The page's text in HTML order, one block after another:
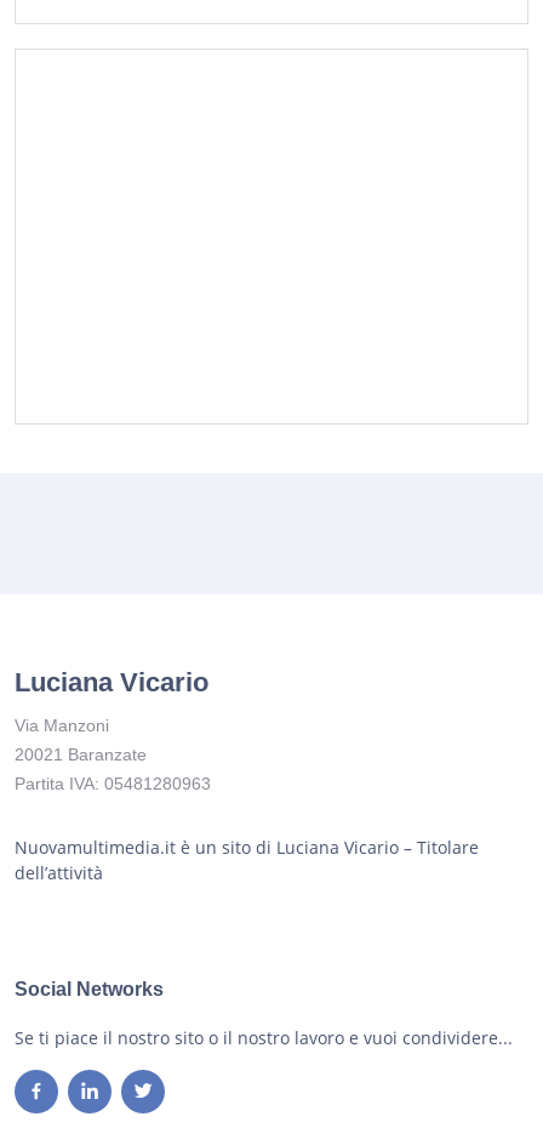
Luciana Vicario
Via Manzoni
20021 Baranzate
Partita IVA: 05481280963
Nuovamultimedia.it è un sito di Luciana Vicario – Titolare
dell’attività
Social Networks
Se ti piace il nostro sito o il nostro lavoro e vuoi condividere...